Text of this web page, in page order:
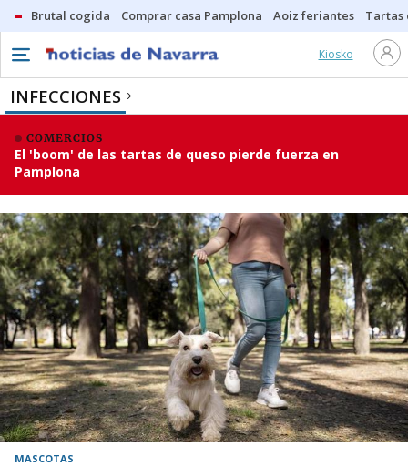
Brutal cogida Comprar casa Pamplona Aoiz feriantes Tartas
Kiosko
INFECCIONES
COMERCIOS
El 'boom' de las tartas de queso pierde fuerza en
Pamplona
MASCOTAS